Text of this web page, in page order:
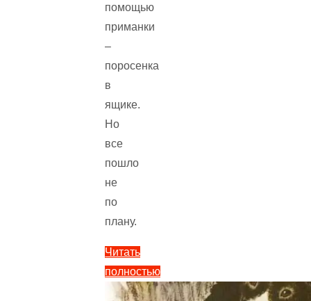
помощью
приманки
–
поросенка
в
ящике.
Но
все
пошло
не
по
плану.
Читать
полностью
"Таинственный